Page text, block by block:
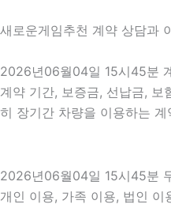
새로운게임추천 계약 상담과
2026년06월04일 15시45분
계약 기간, 보증금, 선납금,
히 장기간 차량을 이용하는
2026년06월04일 15시45분
개인 이용, 가족 이용, 법인